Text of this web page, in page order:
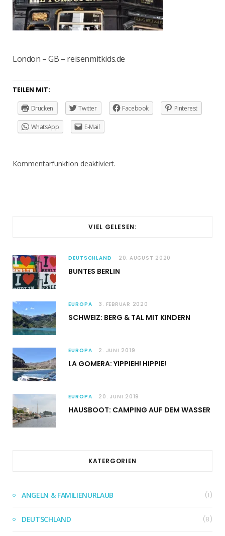
London – GB – reisenmitkids.de
TEILEN MIT:
Drucken Twitter Facebook Pinterest
WhatsApp E-Mail
Kommentarfunktion deaktiviert.
VIEL GELESEN:
DEUTSCHLAND 20. AUGUST 2020
BUNTES BERLIN
EUROPA 3. FEBRUAR 2020
SCHWEIZ: BERG & TAL MIT KINDERN
EUROPA 2. JUNI 2019
LA GOMERA: YIPPIEH! HIPPIE!
EUROPA 20. JUNI 2019
HAUSBOOT: CAMPING AUF DEM WASSER
KATERGORIEN
ANGELN & FAMILIENURLAUB (1)
DEUTSCHLAND (8)